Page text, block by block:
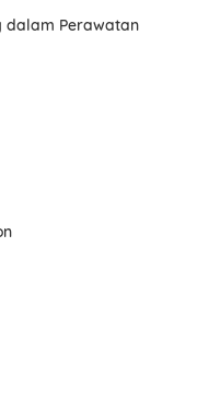
dalam Perawatan